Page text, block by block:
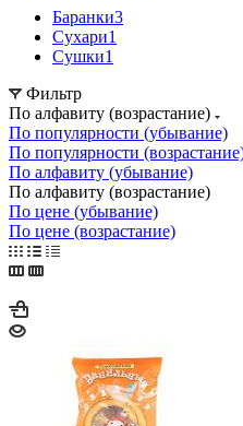
Баранки3
Сухари1
Сушки1
Фильтр
По алфавиту (возрастание)
По популярности (убывание)
По популярности
По алфавиту (убывание)
По алфавиту (возрастание)
По цене (убывание)
По цене (возрастание)